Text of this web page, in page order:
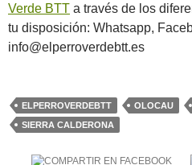
Verde BTT a través de los
tu disposición: Whatsapp,
info@elperroverdebtt.es
ELPERROVERDEBTT OLOCAU
SIERRA CALDERONA